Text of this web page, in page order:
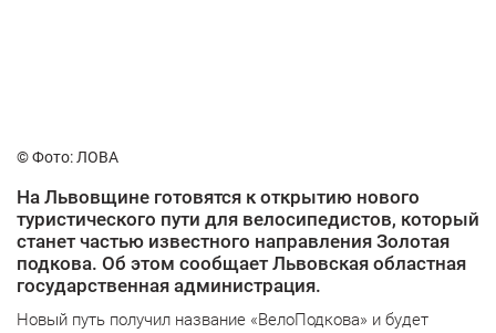
© Фото: ЛОВА
На Львовщине готовятся к открытию нового
туристического пути для велосипедистов, который
станет частью известного направления Золотая
подкова. Об этом сообщает Львовская областная
государственная администрация.
Новый путь получил название «ВелоПодкова» и будет